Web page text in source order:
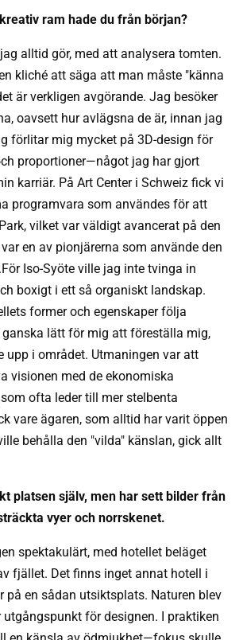
ram hade du från början?
alltid gör, med att analysera tomten.
kliché att säga att man måste "känna
är verkligen avgörande. Jag besöker
oavsett hur avlägsna de är, innan jag
förlitar mig mycket på 3D-design för
proportioner—något jag har gjort
karriär. På Art Center i Schweiz fick vi
programvara som användes för att
vilket var väldigt avancerat på den
en av pionjärerna som använde den
Iso-Syöte ville jag inte tvinga in
boxigt i ett så organiskt landskap.
former och egenskaper följa
ganska lätt för mig att föreställa mig,
upp i området. Utmaningen var att
visionen med de ekonomiska
ofta leder till mer stelbenta
vare ägaren, som alltid har varit öppen
behålla den "vilda" känslan, gick allt
platsen själv, men har sett bilder från
vyer och norrskenet.
spektakulärt, med hotellet beläget
fjället. Det finns inget annat hotell i
på en sådan utsiktsplats. Naturen blev
för designen. I praktiken